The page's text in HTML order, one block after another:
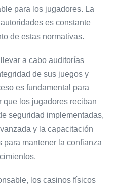
para los jugadores. La
es constante
de estas normativas.
a cabo auditorías
de sus juegos y
es fundamental para
que los jugadores reciban
seguridad implementadas,
y la capacitación
mantener la confianza
los casinos físicos